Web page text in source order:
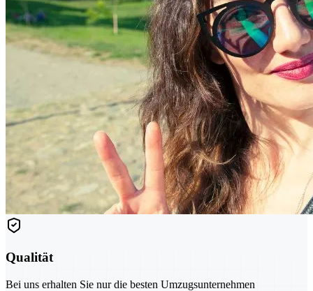
Qualität
Bei uns erhalten Sie nur die besten Umzugsunternehmen